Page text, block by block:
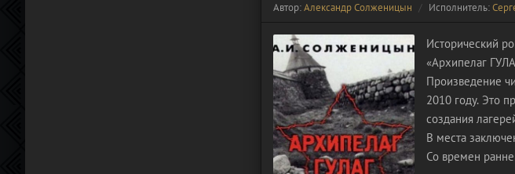
Автор:Александр Солженицын Исполнитель:
Исторический
«Архипелаг
Произведение
2010 году. Это
создания
В места
Со времен